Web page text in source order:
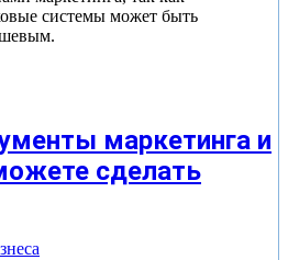
системы может быть
маркетинга и
сделать